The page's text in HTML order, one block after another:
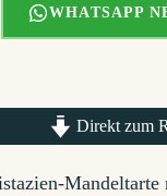
WHATSAPP
Direkt zum